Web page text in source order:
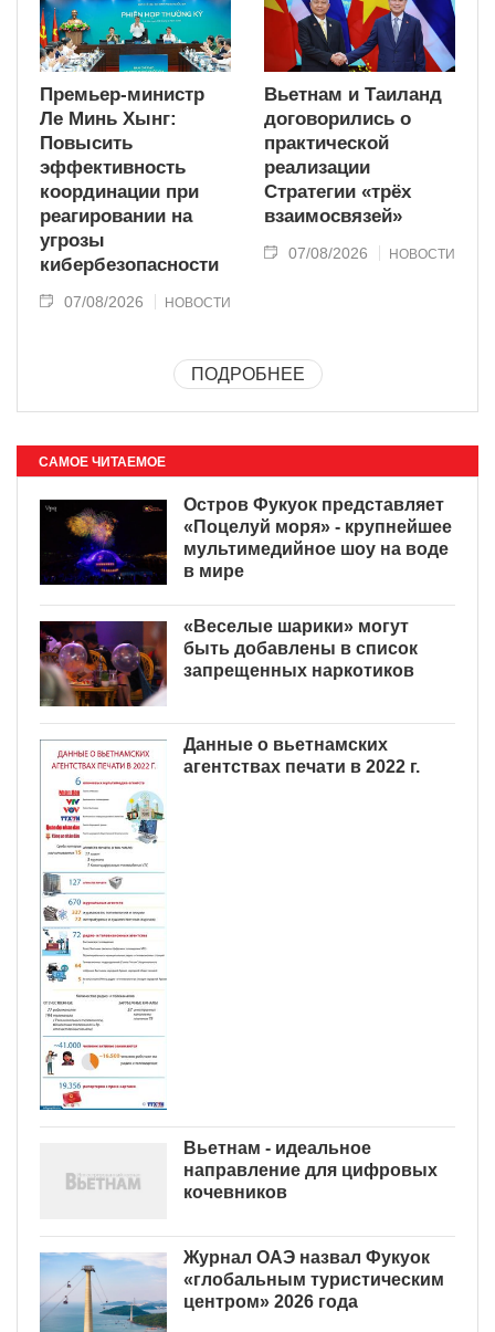
Премьер-министр
Ле Минь Хынг:
Повысить
эффективность
координации при
реагировании на
угрозы
кибербезопасности
07/08/2026 НОВОСТИ
Вьетнам и Таиланд
договорились о
практической
реализации
Стратегии «трёх
взаимосвязей»
07/08/2026 НОВОСТИ
ПОДРОБНЕЕ
САМОЕ ЧИТАЕМОЕ
Остров Фукуок представляет
«Поцелуй моря» - крупнейшее
мультимедийное шоу на воде
в мире
«Веселые шарики» могут
быть добавлены в список
запрещенных наркотиков
Данные о вьетнамских
агентствах печати в 2022 г.
Вьетнам - идеальное
направление для цифровых
кочевников
Журнал ОАЭ назвал Фукуок
«глобальным туристическим
центром» 2026 года